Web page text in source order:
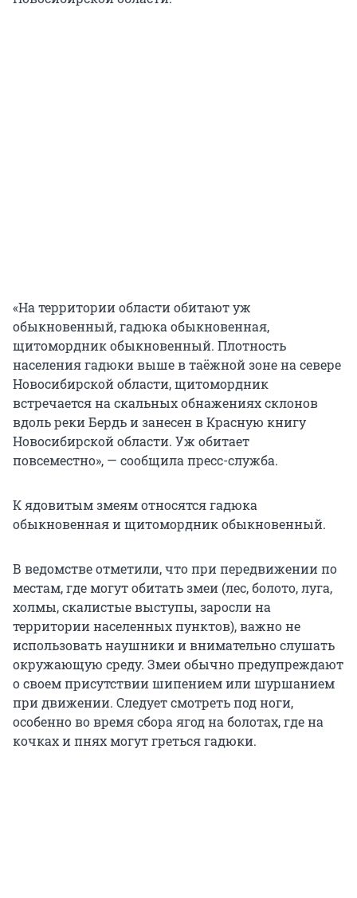
«На территории области обитают уж
обыкновенный, гадюка обыкновенная,
щитомордник обыкновенный. Плотность
населения гадюки выше в таёжной зоне на севере
Новосибирской области, щитомордник
встречается на скальных обнажениях склонов
вдоль реки Бердь и занесен в Красную книгу
Новосибирской области. Уж обитает
повсеместно», — сообщила пресс-служба.
К ядовитым змеям относятся гадюка
обыкновенная и щитомордник обыкновенный.
В ведомстве отметили, что при передвижении по
местам, где могут обитать змеи (лес, болото, луга,
холмы, скалистые выступы, заросли на
территории населенных пунктов), важно не
использовать наушники и внимательно слушать
окружающую среду. Змеи обычно предупреждают
о своем присутствии шипением или шуршанием
при движении. Следует смотреть под ноги,
особенно во время сбора ягод на болотах, где на
кочках и пнях могут греться гадюки.